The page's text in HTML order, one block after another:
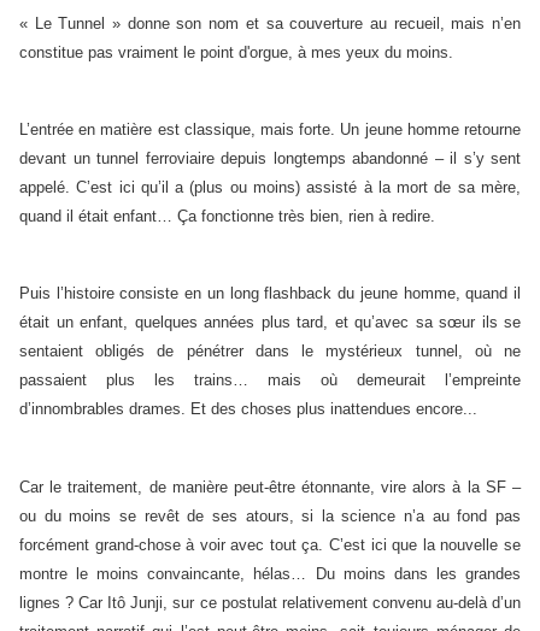
« Le Tunnel » donne son nom et sa couverture au recueil, mais n’en
constitue pas vraiment le point d'orgue, à mes yeux du moins.
L’entrée en matière est classique, mais forte. Un jeune homme retourne
devant un tunnel ferroviaire depuis longtemps abandonné – il s’y sent
appelé. C’est ici qu’il a (plus ou moins) assisté à la mort de sa mère,
quand il était enfant… Ça fonctionne très bien, rien à redire.
Puis l’histoire consiste en un long flashback du jeune homme, quand il
était un enfant, quelques années plus tard, et qu’avec sa sœur ils se
sentaient obligés de pénétrer dans le mystérieux tunnel, où ne
passaient plus les trains… mais où demeurait l’empreinte
d’innombrables drames. Et des choses plus inattendues encore...
Car le traitement, de manière peut-être étonnante, vire alors à la SF –
ou du moins se revêt de ses atours, si la science n’a au fond pas
forcément grand-chose à voir avec tout ça. C’est ici que la nouvelle se
montre le moins convaincante, hélas… Du moins dans les grandes
lignes ? Car Itô Junji, sur ce postulat relativement convenu au-delà d’un